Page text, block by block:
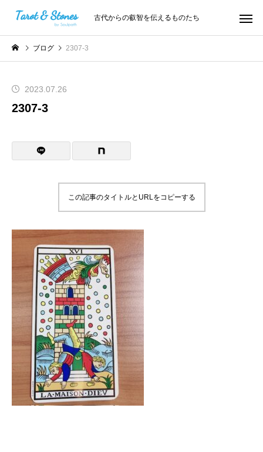
古代からの叡智を伝えるものたち
ブログ 2307-3
2023.07.26
2307-3
この記事のタイトルとURLをコピーする